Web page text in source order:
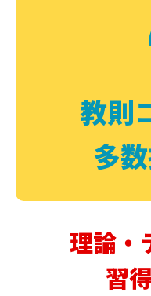
教則
多
理論・
習